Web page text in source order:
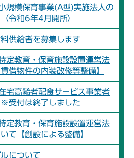
規模保育事業(A型)実施法人の
令和6年4月開所）
供給者を募集します
教育・保育施設設置運営法
借物件の内装改修等整備】
宅高齢者配食サービス事業者
受付は終了しました
教育・保育施設設置運営法
て【創設による整備】
について